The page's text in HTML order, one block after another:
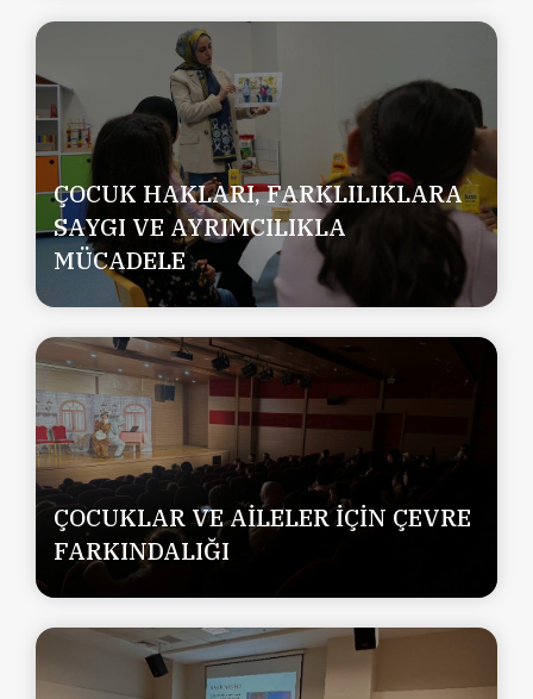
ÇOCUK HAKLARI, FARKLILIKLARA
SAYGI VE AYRIMCILIKLA
MÜCADELE
ÇOCUKLAR VE AİLELER İÇİN ÇEVRE
FARKINDALIĞI